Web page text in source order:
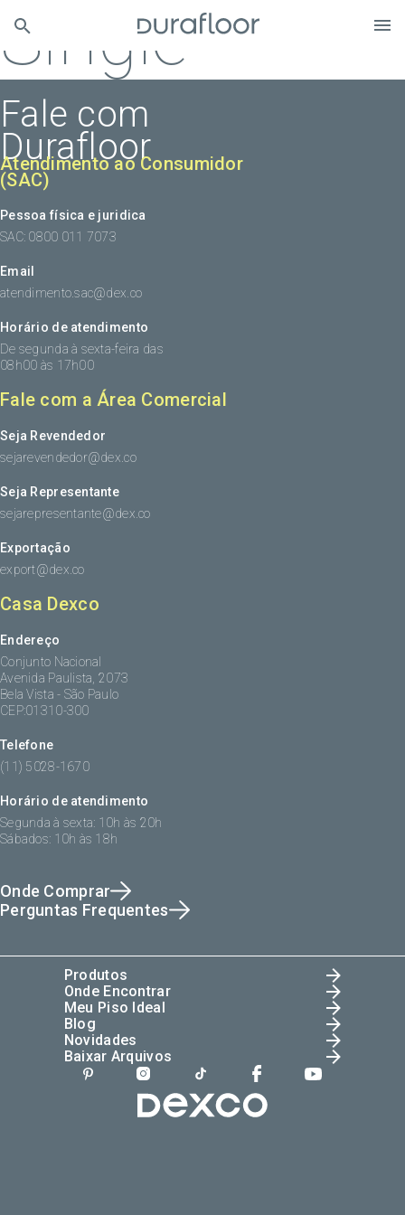
Single
Fale com
Durafloor
Atendimento ao Consumidor
(SAC)
Pessoa física e juridica
SAC: 0800 011 7073
Email
atendimento.sac@dex.co
Horário de atendimento
De segunda à sexta-feira das
08h00 às 17h00
Fale com a Área Comercial
Seja Revendedor
sejarevendedor@dex.co
Seja Representante
sejarepresentante@dex.co
Exportação
export@dex.co
Casa Dexco
Endereço
Conjunto Nacional
Avenida Paulista, 2073
Bela Vista - São Paulo
CEP:01310-300
Telefone
(11) 5028-1670
Horário de atendimento
Segunda à sexta: 10h às 20h
Sábados: 10h às 18h
Onde Comprar
Perguntas Frequentes
Produtos
Onde Encontrar
Meu Piso Ideal
Blog
Novidades
Baixar Arquivos